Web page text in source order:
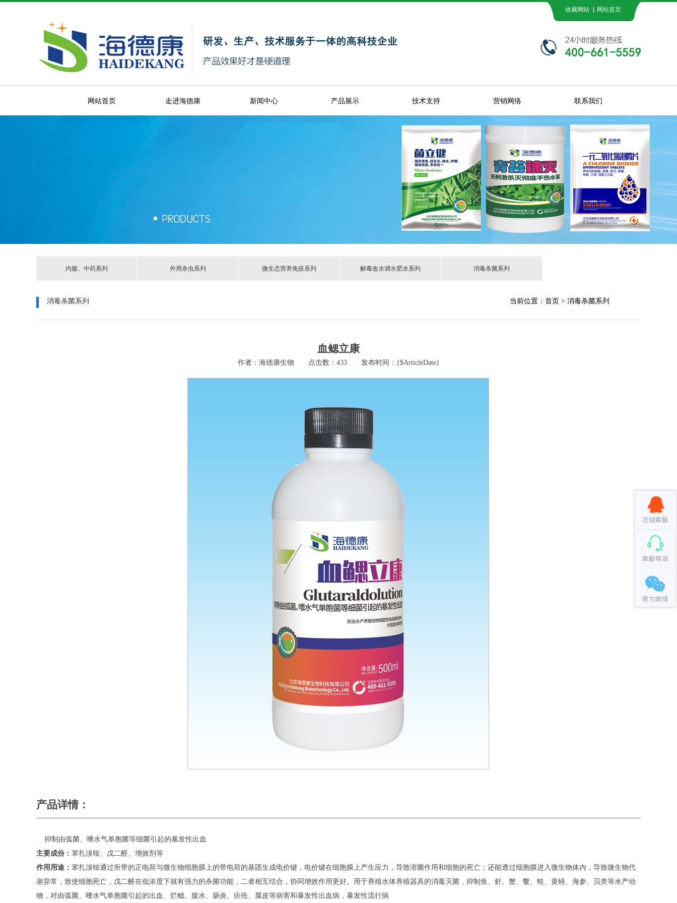
收藏网站 ▏网站首页
网站首页 走进海德康 新闻中心 产品展示 技术支持 营销网络 联系我们
内服、中药系列 外用杀虫系列 微生态营养免疫系列 解毒改水调水肥水系列 消毒杀菌系列
消毒杀菌系列 当前位置：首页 > 消毒杀菌系列
血鳃立康
作者：海德康生物 点击数： 433 发布时间：{$ArticleDate}
产品详情：
抑制由弧菌、嗜水气单胞菌等细菌引起的暴发性出血
主要成份： 苯扎溴铵、戊二醛、增效剂等
作用用途： 苯扎溴铵通过所带的正电荷与微生物细胞膜上的带电荷的基团生成电价键，电价键在细胞膜上产生应力，导致溶菌作用和细胞的死亡；还能透过细胞膜进入微生物体内，导致微生物代
谢异常，致使细胞死亡，戊二醛在低浓度下就有强力的杀菌功能，二者相互结合，协同增效作用更好。用于养殖水体养殖器具的消毒灭菌，抑制鱼、虾、蟹、鳖、蛙、黄鳝、海参、贝类等水产动
物，对由弧菌、嗜水气单胞菌引起的出血、烂鳃、腹水、肠炎、疥疮、腐皮等病害和暴发性出血病，暴发性流行病